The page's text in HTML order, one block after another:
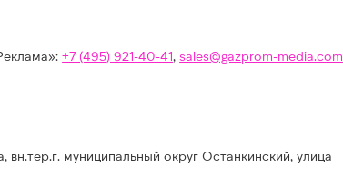
+7 (495) 921-40-41,sales@gazprom-media.com
муниципальный округ Останкинский, улица